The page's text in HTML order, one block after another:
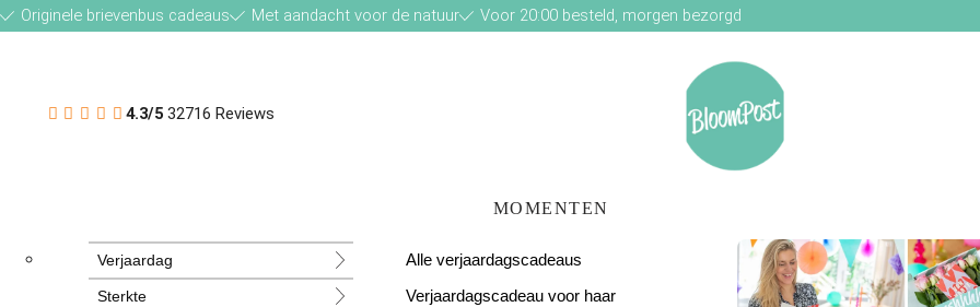
Originele brievenbus cadeaus Met aandacht voor de natuur Voor 20:00 besteld, morgen bezorgd
4.3/5 32716 Reviews
MOMENTEN
Verjaardag
Sterkte
Alle verjaardagscadeaus
Verjaardagscadeau voor haar